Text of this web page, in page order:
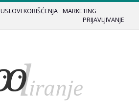
USLOVI KORIŠĆENJA MARKETING
PRIJAVLJIVANJE